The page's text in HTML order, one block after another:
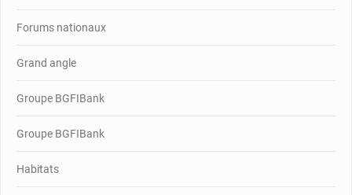
Forums nationaux
Grand angle
Groupe BGFIBank
Groupe BGFIBank
Habitats